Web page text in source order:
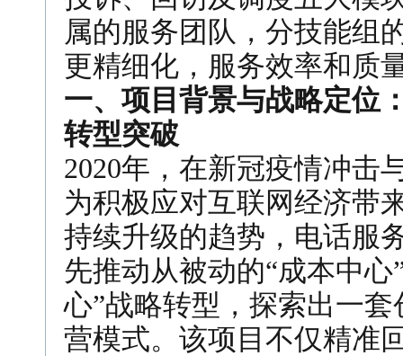
属的服务团队，分技能组
更精细化，服务效率和质
一、项目背景与战略定位
转型突破
2020年，在新冠疫情冲击
为积极应对互联网经济带
持续升级的趋势，电话服
先推动从被动的“成本中
心”战略转型，探索出一
营模式。该项目不仅精准